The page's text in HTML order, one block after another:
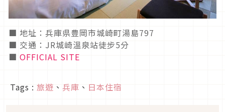
■ 地址：兵庫県豊岡市城崎町湯島797
■ 交通：JR城崎溫泉站徒步5分
■ OFFICIAL SITE
Tags : 旅遊 、 兵庫 、 日本住宿